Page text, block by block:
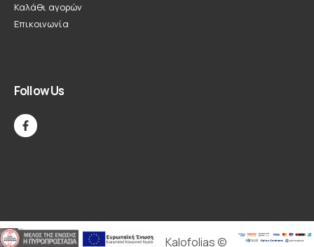
Καλάθι αγορών
Επικοινωνία
Follow Us
Kalofolias ©